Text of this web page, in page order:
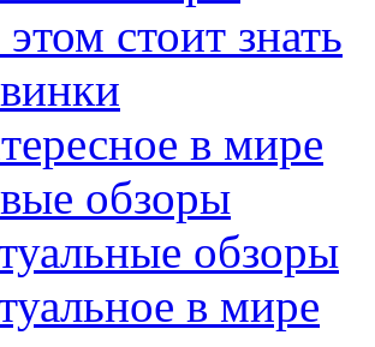
стоит знать
в мире
обзоры
обзоры
в мире